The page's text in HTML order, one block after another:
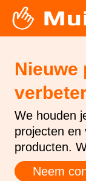
Nieuwe
We houden
projecten en
producten.
Neem